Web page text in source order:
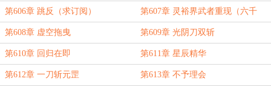
第606章 跳反（求订阅） 第607章 灵裕界武者重现（六千
字）
第608章 虚空拖曳 第609章 光阴刀双斩
第610章 回归在即 第611章 星辰精华
第612章 一刀斩元罡 第613章 不予理会